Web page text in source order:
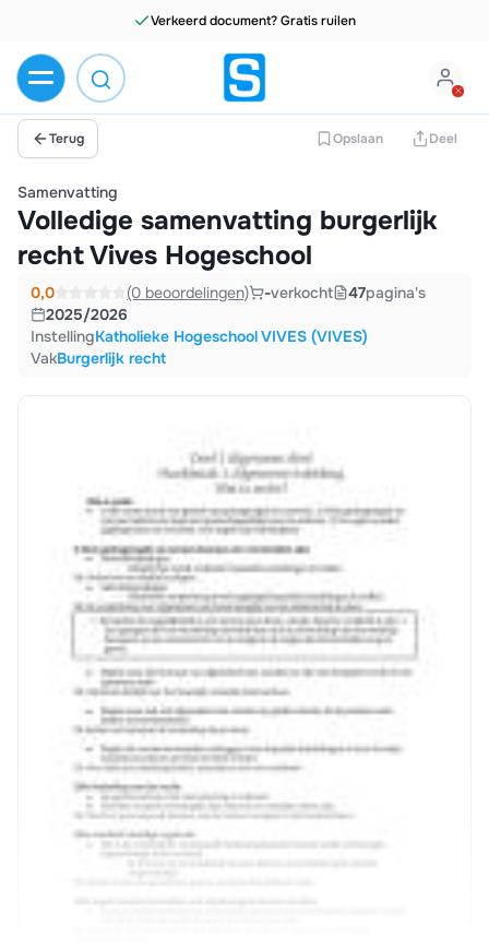
Terug Opslaan Deel
Samenvatting
Volledige samenvatting burgerlijk
recht Vives Hogeschool
0,0 (0 beoordelingen) -verkocht 47pagina's
2025/2026
InstellingKatholieke Hogeschool VIVES (VIVES)
VakBurgerlijk recht